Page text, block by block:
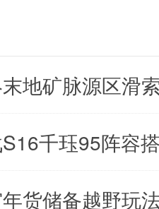
地矿脉源区滑
千珏95阵容
货储备越野玩